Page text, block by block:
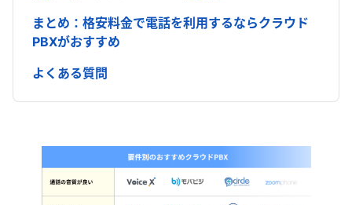
まとめ：格安料金で電話を利用するならクラウド
PBXがおすすめ
よくある質問